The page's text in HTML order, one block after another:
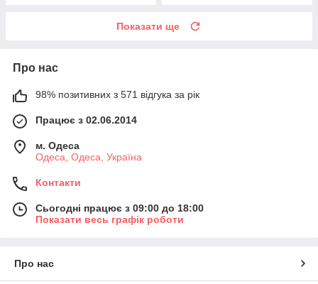
Показати ще
Про нас
98% позитивних з 571 відгука за рік
Працює з 02.06.2014
м. Одеса
Одеса, Одеса, Україна
Контакти
Сьогодні працює з 09:00 до 18:00
Показати весь графік роботи
Про нас